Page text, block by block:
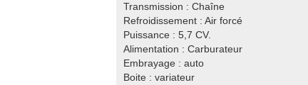
Transmission : Chaîne
Refroidissement : Air forcé
Puissance : 5,7 CV.
Alimentation : Carburateur
Embrayage : auto
Boite : variateur